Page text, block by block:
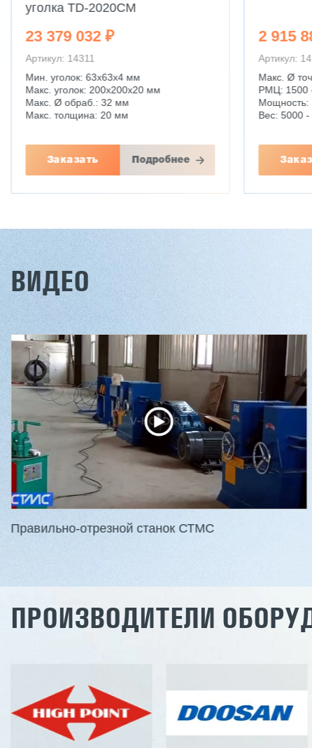
уголка TD-2020CM
23 379 032 ₽
Артикул: 14311
Мин. уголок: 63x63x4 мм
Макс. уголок: 200x200x20 мм
Макс. Ø обраб.: 32 мм
Макс. толщина: 20 мм
Заказать Подробнее
2 915
Артикул:
Макс. Ø
РМЦ: 1500
Мощность:
Вес: 5000 -
Двухсторонний шипорез
MX6015
2 854 839 ₽
3 201 613 ₽
Артикул: 2497
Длина заготовки: 400-1500 мм
Макс. ширина заготовки: 580 мм
Станок проходного типа
Узлы: 4 пилы, 2 фрезы
Вес: 3800 кг
5/1
2 451
2 701 613 ₽
Артикул:
Длина
Ширина
Толщина
Масса:
ВИДЕО
Правильно-отрезной станок СТМС
ПРОИЗВОДИТЕЛИ